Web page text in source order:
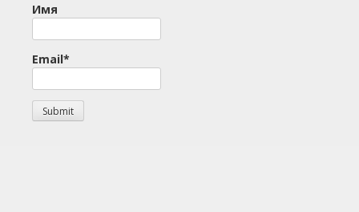
Имя
Email*